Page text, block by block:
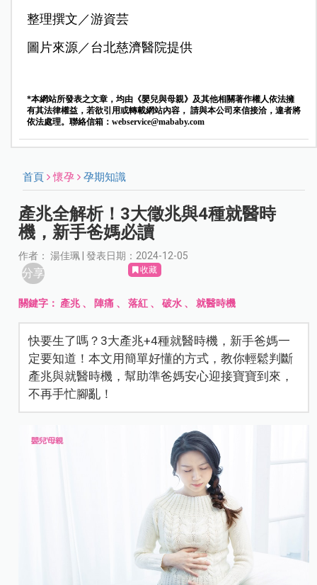
整理撰文／游資芸
圖片來源／台北慈濟醫院提供
*本網站所發表之文章，均由《嬰兒與母親》及其他相關著作權人依法擁
有其法律權益，若欲引用或轉載網站內容， 請與本公司來信接洽，違者將
依法處理。聯絡信箱： webservice@mababy.com
首頁 懷孕 孕期知識
產兆全解析！3大徵兆與4種就醫時
機，新手爸媽必讀
作者： 湯佳珮 | 發表日期：2024-12-05
分享 收藏
關鍵字： 產兆、 陣痛 、落紅 、破水 、就醫時機
快要生了嗎？3大產兆+4種就醫時機，新手爸媽一
定要知道！本文用簡單好懂的方式，教你輕鬆判斷
產兆與就醫時機，幫助準爸媽安心迎接寶寶到來，
不再手忙腳亂！